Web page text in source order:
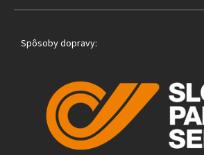
Spôsoby dopravy: